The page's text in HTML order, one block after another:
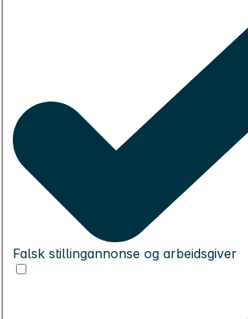
Falsk stillingannonse og arbeidsgiver